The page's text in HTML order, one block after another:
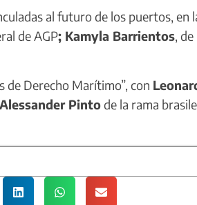
al futuro de los puertos, en
de AGP; Kamyla Barrientos,
Derecho Marítimo”, con
Alessander Pintode la rama